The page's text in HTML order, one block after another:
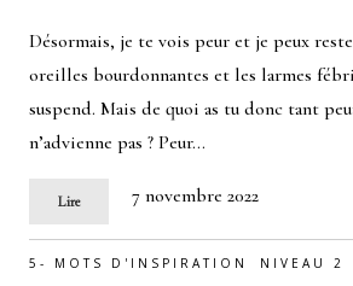
Désormais, je te vois peur et je peux
oreilles bourdonnantes et les larmes
suspend. Mais de quoi as tu donc tant
n’advienne pas ? Peur…
Lire 7 novembre 2022
5- MOTS D'INSPIRATION NIVEAU 2